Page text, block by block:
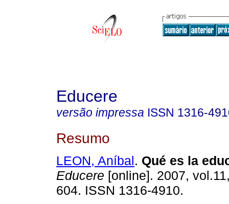
Educere
versão impressa ISSN 1316-
Resumo
LEON, Aníbal. Qué es la
Educere [online]. 2007,
604. ISSN 1316-4910.